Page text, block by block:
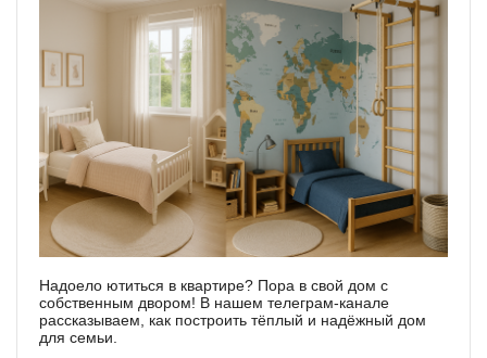
Надоело ютиться в квартире? Пора в свой дом с
собственным двором! В нашем телеграм-канале
рассказываем, как построить тёплый и надёжный дом
для семьи.